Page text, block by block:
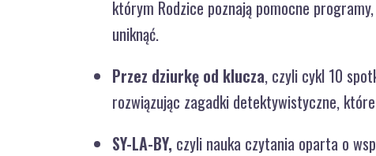
którym Rodzice poznają pomocne
uniknąć.
Przez dziurkę od klucza, czyli cykl 10
rozwiązując zagadki detektywistyczne,
SY-LA-BY, czyli nauka czytania oparta o